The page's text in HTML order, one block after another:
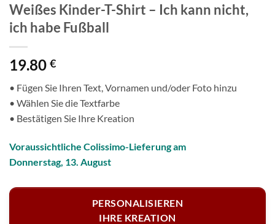
Weißes Kinder-T-Shirt – Ich kann nicht,
ich habe Fußball
19.80 €
• Fügen Sie Ihren Text, Vornamen und/oder Foto hinzu
• Wählen Sie die Textfarbe
• Bestätigen Sie Ihre Kreation
Voraussichtliche Colissimo-Lieferung am
Donnerstag, 13. August
PERSONALISIEREN
IHRE KREATION